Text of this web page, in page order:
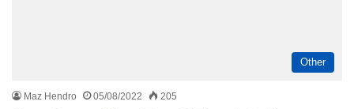
Other
Maz Hendro 05/08/2022 205